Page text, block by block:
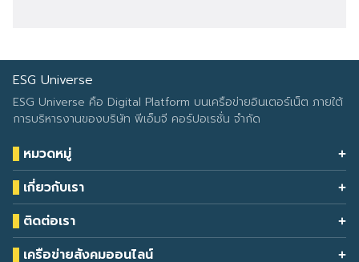
ESG Universe
ESG Universe คือ Digital Platform บนเครือข่ายอินเตอร์เน็ต ภายใต้
การบริหารงานของบริษัท พีเอ็มจี คอร์ปอเรชั่น จำกัด
หมวดหมู่
Health & Wellness
Eco Icon
ESG Data
Climate Change
เกี่ยวกับเรา
Our Services
About Us
Contact Us
ติดต่อเรา
โทรศัพท์: 090-549-2524
เครือข่ายสังคมออนไลน์